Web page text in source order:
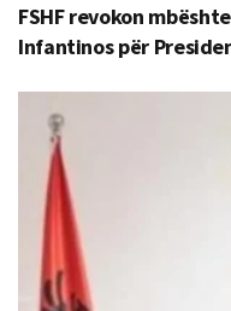
FSHF revokon
Infantinos për